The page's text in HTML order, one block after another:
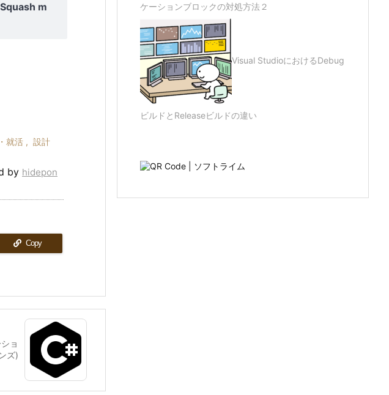
m
就活 , 設計
by hidepon
Copy
ョ
ズ)
ケーションブロックの対処方法２
Visual StudioにおけるDebug
ビルドとReleaseビルドの違い